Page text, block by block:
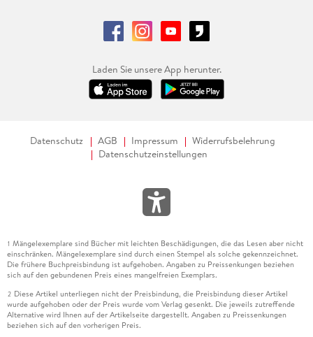
Laden Sie unsere App herunter.
Datenschutz AGB Impressum
Widerrufsbelehrung
Datenschutzeinstellungen
1 Mängelexemplare sind Bücher mit leichten Beschädigungen, die das Lesen aber nicht
einschränken. Mängelexemplare sind durch einen Stempel als solche gekennzeichnet.
Die frühere Buchpreisbindung ist aufgehoben. Angaben zu Preissenkungen beziehen
sich auf den gebundenen Preis eines mangelfreien Exemplars.
2 Diese Artikel unterliegen nicht der Preisbindung, die Preisbindung dieser Artikel
wurde aufgehoben oder der Preis wurde vom Verlag gesenkt. Die jeweils zutreffende
Alternative wird Ihnen auf der Artikelseite dargestellt. Angaben zu Preissenkungen
beziehen sich auf den vorherigen Preis.